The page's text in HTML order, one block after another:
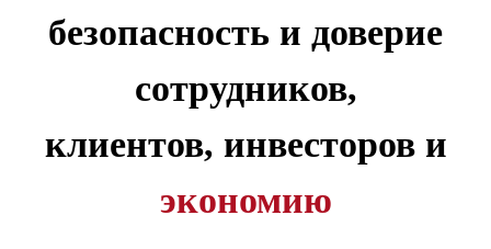
безопасность и доверие
сотрудников,
клиентов, инвесторов и
экономию